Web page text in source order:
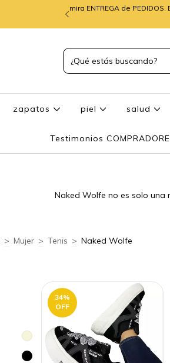
mira ENTREGA de
zapatos piel salud
Testimonios
Naked Wolfe no es solo una
> Mujer > Tenis > Naked Wolfe
34%
OFF